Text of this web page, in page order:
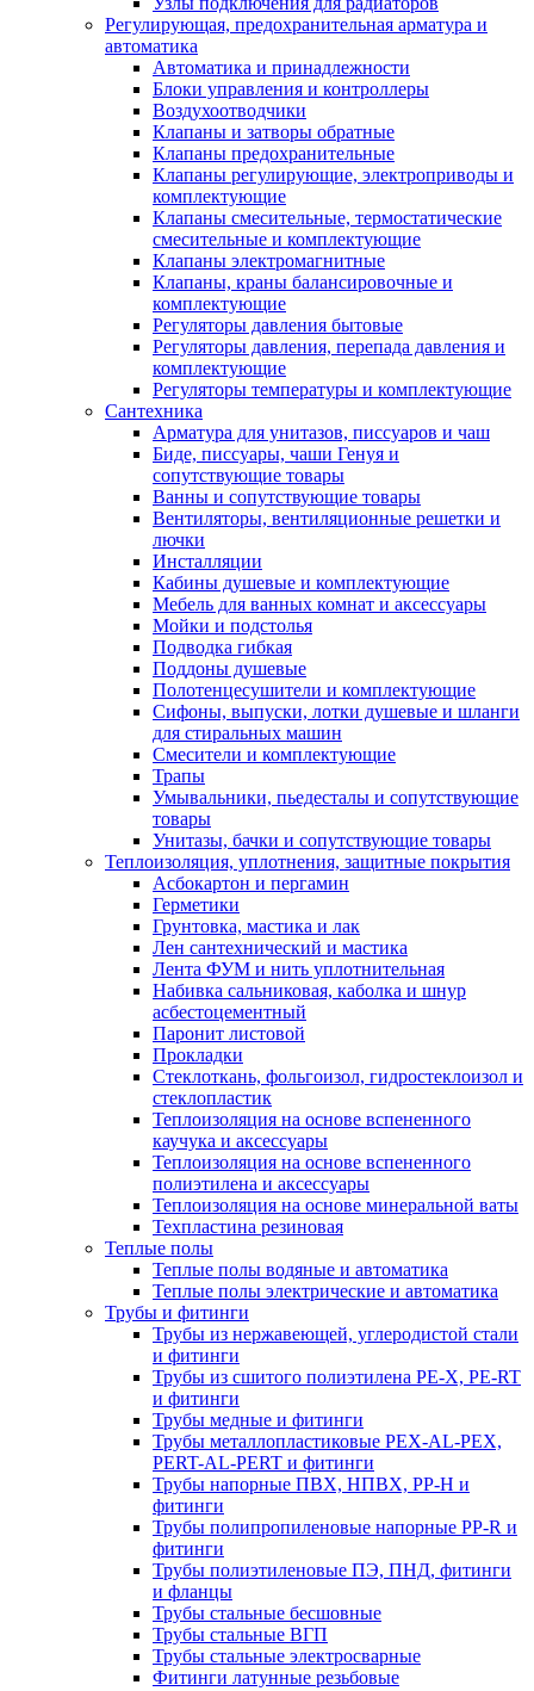
Регулирующая, предохранительная арматура и
автоматика
Автоматика и принадлежности
Блоки управления и контроллеры
Воздухоотводчики
Клапаны и затворы обратные
Клапаны предохранительные
Клапаны регулирующие, электроприводы и
комплектующие
Клапаны смесительные, термостатические
смесительные и комплектующие
Клапаны электромагнитные
Клапаны, краны балансировочные и
комплектующие
Регуляторы давления бытовые
Регуляторы давления, перепада давления и
комплектующие
Регуляторы температуры и комплектующие
Сантехника
Арматура для унитазов, писсуаров и чаш
Биде, писсуары, чаши Генуя и
сопутствующие товары
Ванны и сопутствующие товары
Вентиляторы, вентиляционные решетки и
лючки
Инсталляции
Кабины душевые и комплектующие
Мебель для ванных комнат и аксессуары
Мойки и подстолья
Подводка гибкая
Поддоны душевые
Полотенцесушители и комплектующие
Сифоны, выпуски, лотки душевые и шланги
для стиральных машин
Смесители и комплектующие
Трапы
Умывальники, пьедесталы и сопутствующие
товары
Унитазы, бачки и сопутствующие товары
Теплоизоляция, уплотнения, защитные покрытия
Асбокартон и пергамин
Герметики
Грунтовка, мастика и лак
Лен сантехнический и мастика
Лента ФУМ и нить уплотнительная
Набивка сальниковая, каболка и шнур
асбестоцементный
Паронит листовой
Прокладки
Стеклоткань, фольгоизол, гидростеклоизол и
стеклопластик
Теплоизоляция на основе вспененного
каучука и аксессуары
Теплоизоляция на основе вспененного
полиэтилена и аксессуары
Теплоизоляция на основе минеральной ваты
Техпластина резиновая
Теплые полы
Теплые полы водяные и автоматика
Теплые полы электрические и автоматика
Трубы и фитинги
Трубы из нержавеющей, углеродистой стали
и фитинги
Трубы из сшитого полиэтилена PE-X, PE-RT
и фитинги
Трубы медные и фитинги
Трубы металлопластиковые PEX-AL-PEX,
PERT-AL-PERT и фитинги
Трубы напорные ПВХ, НПВХ, PP-H и
фитинги
Трубы полипропиленовые напорные PP-R и
фитинги
Трубы полиэтиленовые ПЭ, ПНД, фитинги
и фланцы
Трубы стальные бесшовные
Трубы стальные ВГП
Трубы стальные электросварные
Фитинги латунные резьбовые